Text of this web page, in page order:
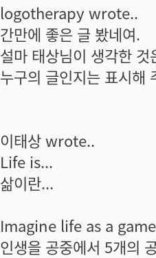
logotherapy wrote..
간만에 좋은 글 봤네여.
설마 태상님이 생각한 것
누구의 글인지는 표시해
이태상 wrote..
Life is...
삶이란...
Imagine life as a
인생을 공중에서 5개의